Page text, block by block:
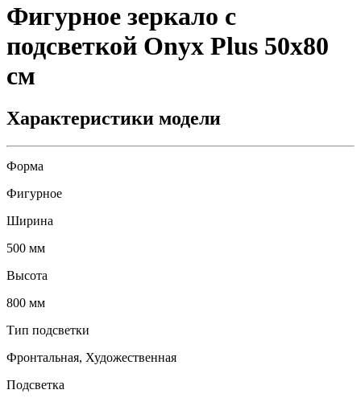
Фигурное зеркало с
подсветкой Onyx Plus 50х80
см
Характеристики модели
Форма
Фигурное
Ширина
500 мм
Высота
800 мм
Тип подсветки
Фронтальная, Художественная
Подсветка